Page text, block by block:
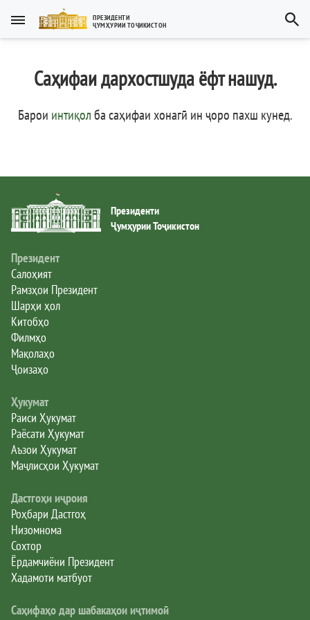
ПРЕЗИДЕНТИ
ҶУМҲУРИИ ТОҶИКИСТОН
Тоҷикӣ
Тоҷикӣ
English
العربية
Тоҷикистон
Рамзҳои давлатӣ
Президент
Ҳукумат
Дастгоҳи иҷроия
Нома ба Президент
Саҳифаи дархостшуда ёфт нашуд.
Барои интиқолба саҳифаи хонагӣ ин ҷоро пахш кунед.
Президенти
Ҷумҳурии Тоҷикистон
Президент
Салоҳият
Рамзҳои Президент
Шарҳи ҳол
Китобҳо
Филмҳо
Мақолаҳо
Ҷоизаҳо
Ҳукумат
Раиси Ҳукумат
Раёсати Ҳукумат
Аъзои Ҳукумат
Маҷлисҳои Ҳукумат
Дастгоҳи иҷроия
Роҳбари Дастгоҳ
Низомнома
Сохтор
Ёрдамчиёни Президент
Хадамоти матбуот
Саҳифаҳо дар шабакаҳои иҷтимоӣ